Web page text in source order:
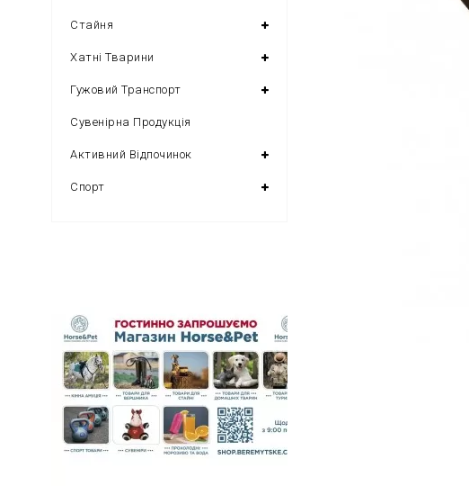
Стайня
Хатні Тварини
Гужовий Транспорт
Сувенірна Продукція
Активний Відпочинок
Спорт